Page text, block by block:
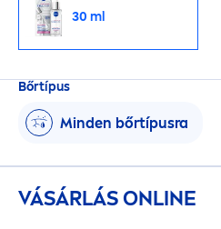
30 ml
Bőrtípus
Minden bőrtípusra
VÁSÁRLÁS ONLINE